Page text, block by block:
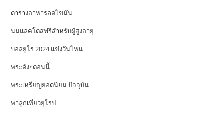
ตารางอาหารลดไขมัน
นมแลคโตสฟรีสำหรับผู้สูงอายุ
บอลยูโร 2024 แข่งวันไหน
พระดังๆตอนนี้
พระเหรียญยอดนิยม ปัจจุบัน
พาลูกเที่ยวยุโรป